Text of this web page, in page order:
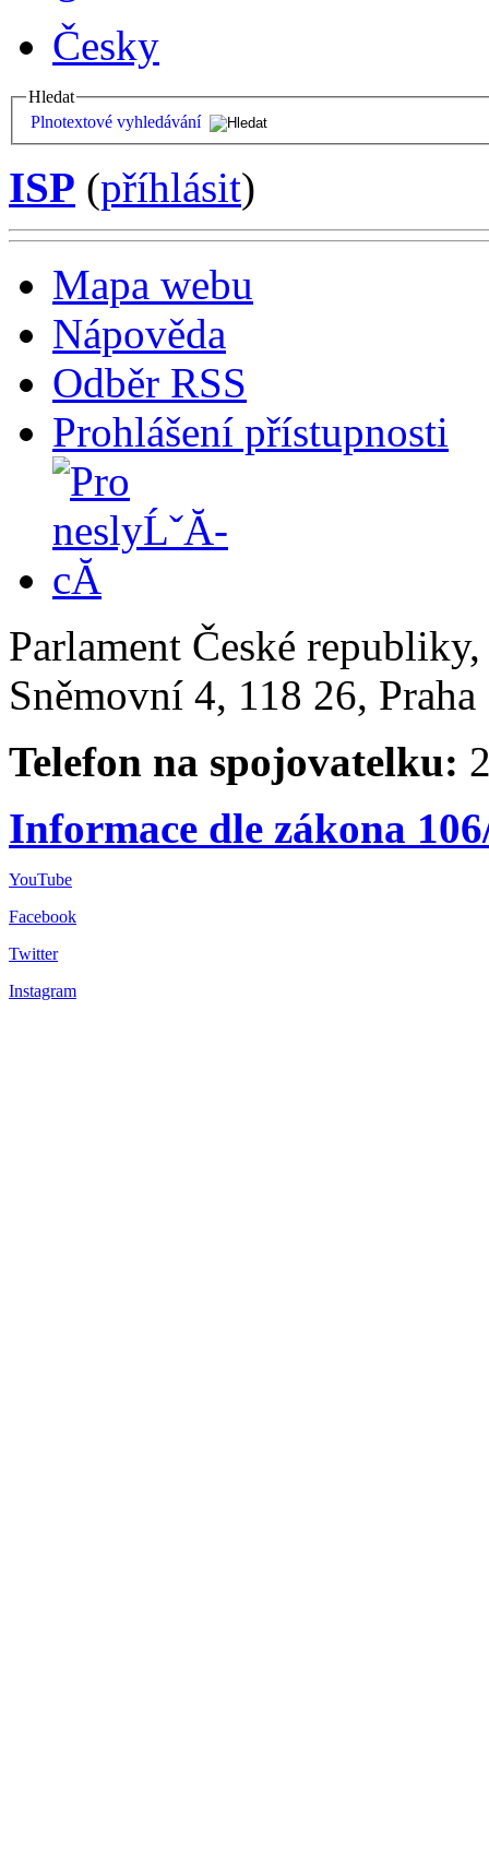
Česky
Hledat
Plnotextové vyhledávání
ISP (příhlásit)
Mapa webu
Nápověda
Odběr RSS
Prohlášení přístupnosti
Parlament České
Sněmovní 4, 118 26,
Telefon na spojovatelku:
Informace dle zákona
YouTube
Facebook
Twitter
Instagram